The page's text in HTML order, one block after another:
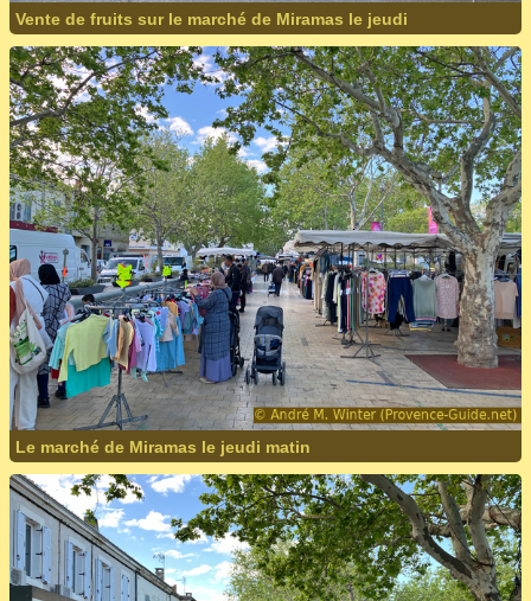
Vente de fruits sur le marché de Miramas le jeudi
Le marché de Miramas le jeudi matin